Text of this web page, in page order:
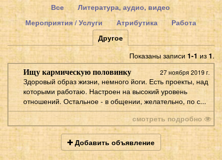
Все
Литература, аудио, видео
Мероприятия / Услуги
Атрибутика
Работа
Другое
Показаны записи 1-1из 1.
27 ноября 2019 г.
Ищу кармическую половинку
Здоровый образ жизни, немного йоги. Есть проекты, над
которыми работаю. Настроен на высокий уровень
отношений. Остальное - в общении, желательно, по с...
смотреть подробно
Добавить объявление